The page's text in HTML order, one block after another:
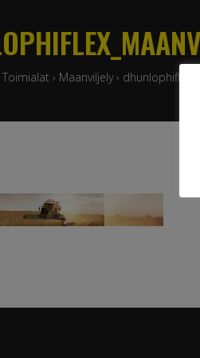
Toimialat › Maanviljely›